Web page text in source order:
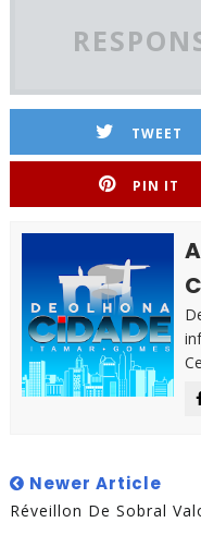
TWEET
PIN IT
Newer Article
Réveillon De Sobral